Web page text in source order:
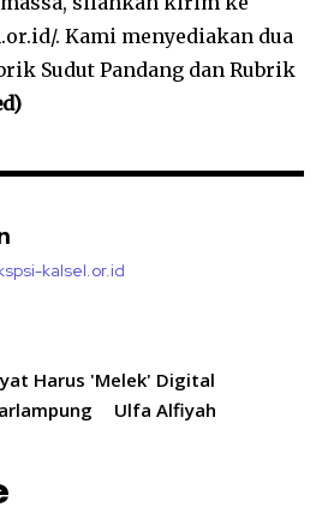
. Kami menyediakan dua
Sudut Pandang dan Rubrik
kalsel.or.id
Harus 'Melek' Digital
Ulfa Alfiyah